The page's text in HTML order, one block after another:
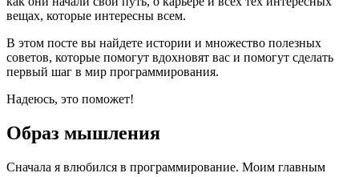
вещах, которые интересны всем.
В этом посте вы найдете истории и множество полезных
советов, которые помогут вдохновят вас и помогут сделать
первый шаг в мир программирования.
Надеюсь, это поможет!
Образ мышления
Сначала я влюбился в программирование. Моим главным